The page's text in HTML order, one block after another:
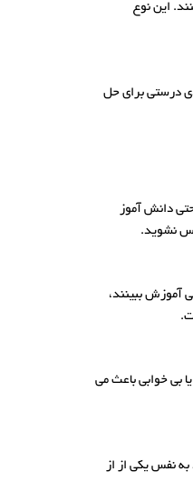
این نوع
درستی برای حل
دانش آموز
نشوید.
آموزش ببینند،
بی خوابی باعث می
نفس یکی از از